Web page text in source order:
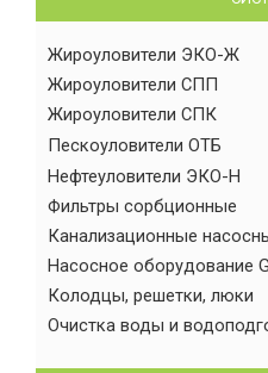
Жироуловители ЭКО-Ж
Жироуловители СПП
Жироуловители СПК
Пескоуловители ОТБ
Нефтеуловители ЭКО-Н
Фильтры сорбционные
Канализационные
Насосное оборудование
Колодцы, решетки, люки
Очистка воды и